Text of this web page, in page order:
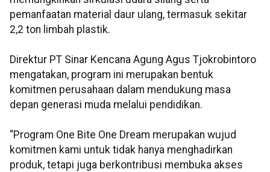
pemanfaatan material daur ulang, termasuk sekitar
2,2 ton limbah plastik.
Direktur PT Sinar Kencana Agung Agus Tjokrobintoro
mengatakan, program ini merupakan bentuk
komitmen perusahaan dalam mendukung masa
depan generasi muda melalui pendidikan.
“Program One Bite One Dream merupakan wujud
komitmen kami untuk tidak hanya menghadirkan
produk, tetapi juga berkontribusi membuka akses